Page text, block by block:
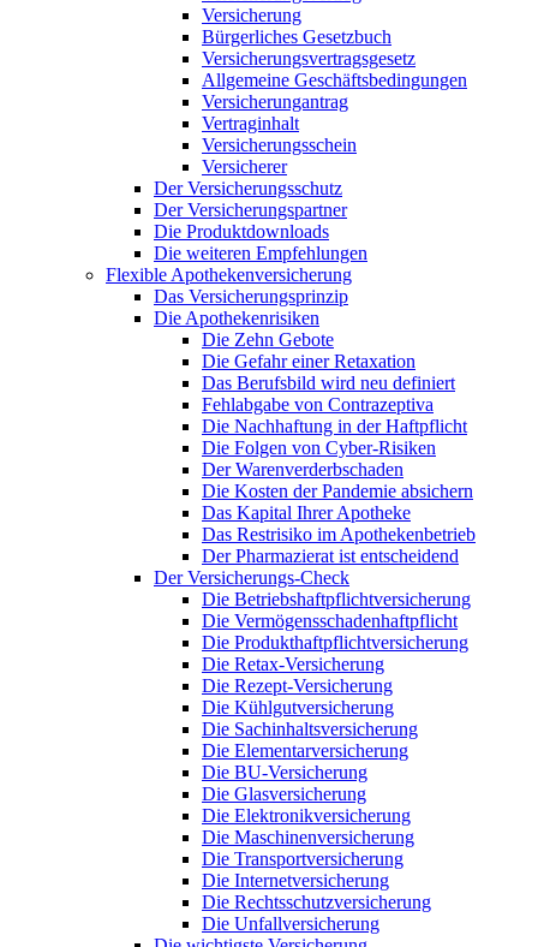
Versicherung
Bürgerliches Gesetzbuch
Versicherungsvertragsgesetz
Allgemeine Geschäftsbedingungen
Versicherungantrag
Vertraginhalt
Versicherungsschein
Versicherer
Der Versicherungsschutz
Der Versicherungspartner
Die Produktdownloads
Die weiteren Empfehlungen
Flexible Apothekenversicherung
Das Versicherungsprinzip
Die Apothekenrisiken
Die Zehn Gebote
Die Gefahr einer Retaxation
Das Berufsbild wird neu definiert
Fehlabgabe von Contrazeptiva
Die Nachhaftung in der Haftpflicht
Die Folgen von Cyber-Risiken
Der Warenverderbschaden
Die Kosten der Pandemie absichern
Das Kapital Ihrer Apotheke
Das Restrisiko im Apothekenbetrieb
Der Pharmazierat ist entscheidend
Der Versicherungs-Check
Die Betriebshaftpflichtversicherung
Die Vermögensschadenhaftpflicht
Die Produkthaftpflichtversicherung
Die Retax-Versicherung
Die Rezept-Versicherung
Die Kühlgutversicherung
Die Sachinhaltsversicherung
Die Elementarversicherung
Die BU-Versicherung
Die Glasversicherung
Die Elektronikversicherung
Die Maschinenversicherung
Die Transportversicherung
Die Internetversicherung
Die Rechtsschutzversicherung
Die Unfallversicherung